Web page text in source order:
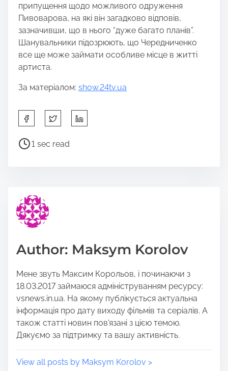
припущення щодо можливого одруження
Пивоварова, на які він загадково відповів,
зазначивши, що в нього “дуже багато планів”.
Шанувальники підозрюють, що Чередниченко
все ще може займати особливе місце в житті
артиста.
За матеріалом: show.24tv.ua
h
a
s
p
s
o
n
:
P
o
e
a
d
i
e
1 sec read
Author: Maksym Korolov
Мене звуть Максим Корольов, і починаючи з
18.03.2017 займаюся адмініструванням ресурсу:
vsnews.in.ua. На якому публікується актуальна
інформація про дату виходу фільмів та серіалів. А
також статті новин пов'язані з цією темою.
Дякуємо за підтримку та вашу активність.
View all posts by Maksym Korolov >